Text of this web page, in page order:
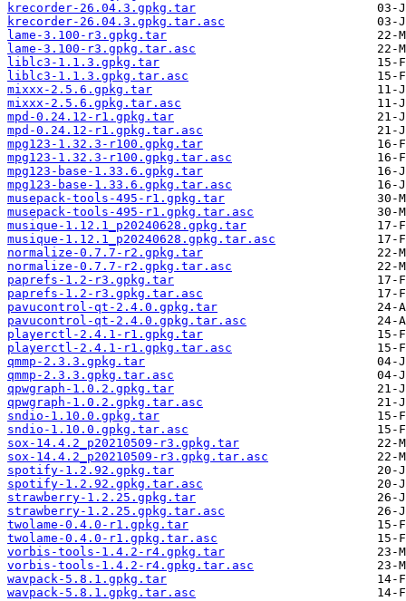
krecorder-26.04.3.gpkg.tar
krecorder-26.04.3.gpkg.tar.asc
lame-3.100-r3.gpkg.tar
lame-3.100-r3.gpkg.tar.asc
liblc3-1.1.3.gpkg.tar
liblc3-1.1.3.gpkg.tar.asc
mixxx-2.5.6.gpkg.tar
mixxx-2.5.6.gpkg.tar.asc
mpd-0.24.12-r1.gpkg.tar
mpd-0.24.12-r1.gpkg.tar.asc
mpg123-1.32.3-r100.gpkg.tar
mpg123-1.32.3-r100.gpkg.tar.asc
mpg123-base-1.33.6.gpkg.tar
mpg123-base-1.33.6.gpkg.tar.asc
musepack-tools-495-r1.gpkg.tar
musepack-tools-495-r1.gpkg.tar.asc
musique-1.12.1_p20240628.gpkg.tar
musique-1.12.1_p20240628.gpkg.tar.asc
normalize-0.7.7-r2.gpkg.tar
normalize-0.7.7-r2.gpkg.tar.asc
paprefs-1.2-r3.gpkg.tar
paprefs-1.2-r3.gpkg.tar.asc
pavucontrol-qt-2.4.0.gpkg.tar
pavucontrol-qt-2.4.0.gpkg.tar.asc
playerctl-2.4.1-r1.gpkg.tar
playerctl-2.4.1-r1.gpkg.tar.asc
qmmp-2.3.3.gpkg.tar
qmmp-2.3.3.gpkg.tar.asc
qpwgraph-1.0.2.gpkg.tar
qpwgraph-1.0.2.gpkg.tar.asc
sndio-1.10.0.gpkg.tar
sndio-1.10.0.gpkg.tar.asc
sox-14.4.2_p20210509-r3.gpkg.tar
sox-14.4.2_p20210509-r3.gpkg.tar.asc
spotify-1.2.92.gpkg.tar
spotify-1.2.92.gpkg.tar.asc
strawberry-1.2.25.gpkg.tar
strawberry-1.2.25.gpkg.tar.asc
twolame-0.4.0-r1.gpkg.tar
twolame-0.4.0-r1.gpkg.tar.asc
vorbis-tools-1.4.2-r4.gpkg.tar
vorbis-tools-1.4.2-r4.gpkg.tar.asc
wavpack-5.8.1.gpkg.tar
wavpack-5.8.1.gpkg.tar.asc